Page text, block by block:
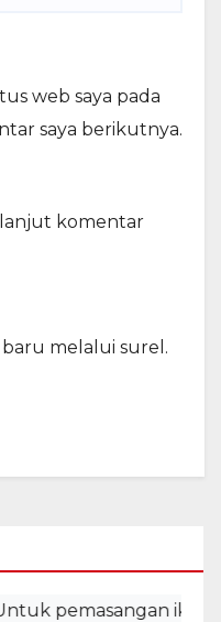
web saya pada
saya berikutnya.
komentar
melalui surel.
iklan,